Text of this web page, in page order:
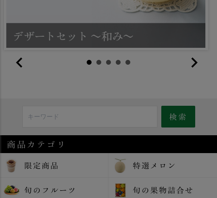
商品カテゴリ
限定商品 特選メロン
旬のフルーツ 旬の果物詰合せ